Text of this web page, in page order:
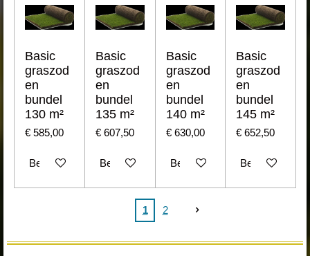
Basic
graszod
en
bundel
130 m²
€ 585,00
Bekijk details
Basic
graszod
en
bundel
135 m²
€ 607,50
Bekijk details
Basic
graszod
en
bundel
140 m²
€ 630,00
Bekijk details
Basic
graszod
en
bundel
145 m²
€ 652,50
Bekijk details
1 2